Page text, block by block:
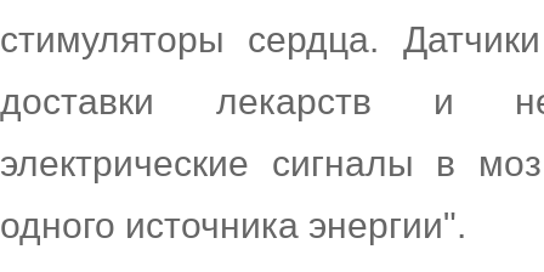
стимуляторы сердца.
доставки лекарств и
электрические сигналы в
одного источника энергии".